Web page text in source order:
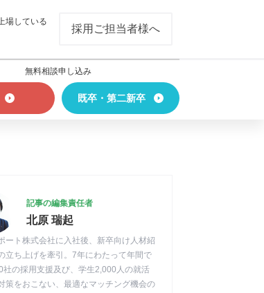
場している
採用ご担当者様へ
無料相談申し込み
既卒・第二新卒
記事の編集責任者
北原 瑞起
ート株式会社に入社後、新卒向け人材紹
立ち上げを牽引。7年にわたって年間で
社の採用支援及び、学生2,000人の就活
策をおこない、最適なマッチング機会の